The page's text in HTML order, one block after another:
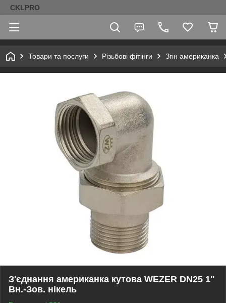
CKLPRO
Товари та послуги Різьбові фітінги Згін американка
З'єднання американка кутова WEZER DN25 1"
Вн.-Зов. нікель